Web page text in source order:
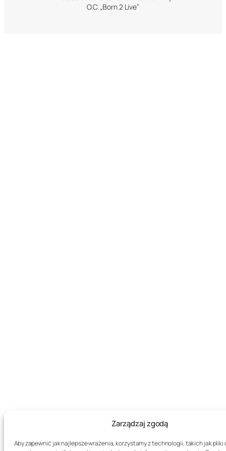
Zarządzaj zgodą
Aby zapewnić jak najlepsze wrażenia, korzystamy z technologii, takich jak pliki
O.C. „Born 2 Live”